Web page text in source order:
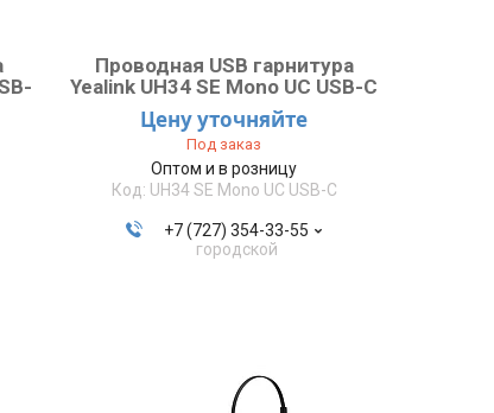
Проводная USB гарнитура
Yealink UH34 SE Mono UC USB-C
Цену уточняйте
Под заказ
Оптом и в розницу
UH34 SE Mono UC USB-C
+7 (727) 354-33-55
городской